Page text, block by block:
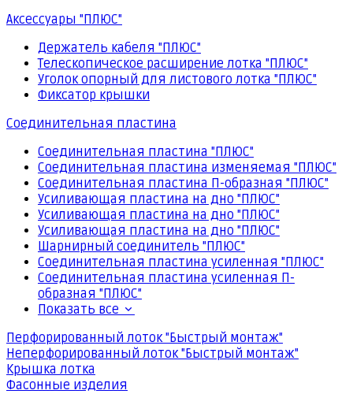
Аксессуары "ПЛЮС"
Держатель кабеля "ПЛЮС"
Телескопическое расширение лотка "ПЛЮС"
Уголок опорный для листового лотка "ПЛЮС"
Фиксатор крышки
Соединительная пластина
Соединительная пластина "ПЛЮС"
Соединительная пластина изменяемая "ПЛЮС"
Соединительная пластина П-образная "ПЛЮС"
Усиливающая пластина на дно "ПЛЮС"
Усиливающая пластина на дно "ПЛЮС"
Усиливающая пластина на дно "ПЛЮС"
Шарнирный соединитель "ПЛЮС"
Соединительная пластина усиленная "ПЛЮС"
Соединительная пластина усиленная П-
образная "ПЛЮС"
Показать все
Перфорированный лоток "Быстрый монтаж"
Неперфорированный лоток "Быстрый монтаж"
Крышка лотка
Фасонные изделия